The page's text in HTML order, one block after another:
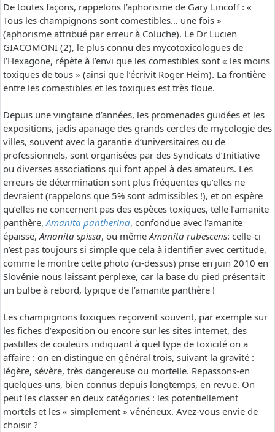
De toutes façons, rappelons l’aphorisme de Gary Lincoff : «
Tous les champignons sont comestibles… une fois »
(aphorisme attribué par erreur à Coluche). Le Dr Lucien
GIACOMONI (2), le plus connu des mycotoxicologues de
l’Hexagone, répète à l’envi que les comestibles sont « les moins
toxiques de tous » (ainsi que l’écrivit Roger Heim). La frontière
entre les comestibles et les toxiques est très floue.
Depuis une vingtaine d’années, les promenades guidées et les
expositions, jadis apanage des grands cercles de mycologie des
villes, souvent avec la garantie d’universitaires ou de
professionnels, sont organisées par des Syndicats d’Initiative
ou diverses associations qui font appel à des amateurs. Les
erreurs de détermination sont plus fréquentes qu’elles ne
devraient (rappelons que 5% sont admissibles !), et on espère
qu’elles ne concernent pas des espèces toxiques, telle l’amanite
panthère,Amanita pantherina, confondue avec l’amanite
épaisse,Amanita spissa, ou mêmeAmanita rubescens: celle-ci
n’est pas toujours si simple que cela à identifier avec certitude,
comme le montre cette photo (ci-dessus) prise en juin 2010 en
Slovénie nous laissant perplexe, car la base du pied présentait
un bulbe à rebord, typique de l’amanite panthère !
Les champignons toxiques reçoivent souvent, par exemple sur
les fiches d’exposition ou encore sur les sites internet, des
pastilles de couleurs indiquant à quel type de toxicité on a
affaire : on en distingue en général trois, suivant la gravité :
légère, sévère, très dangereuse ou mortelle. Repassons-en
quelques-uns, bien connus depuis longtemps, en revue. On
peut les classer en deux catégories : les potentiellement
mortels et les « simplement » vénéneux. Avez-vous envie de
choisir ?